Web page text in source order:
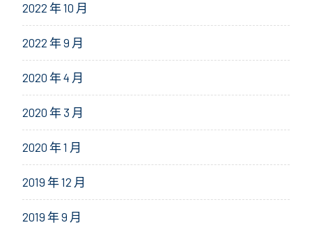
2022 年 10 月
2022 年 9 月
2020 年 4 月
2020 年 3 月
2020 年 1 月
2019 年 12 月
2019 年 9 月